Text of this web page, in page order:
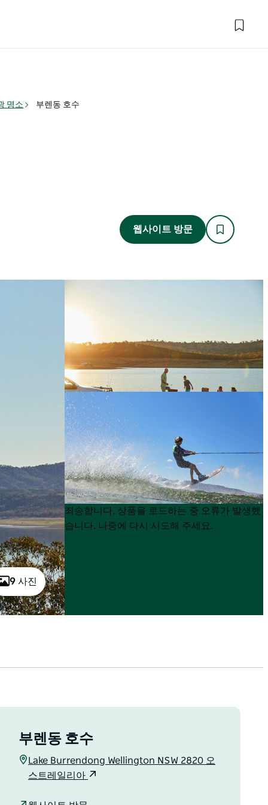
명소 부렌동 호수
웹사이트 방문
9 사진
Product
List
Product
List
죄송합니다. 상품을 로드하는 중 오류가 발생했
습니다. 나중에 다시 시도해 주세요.
부렌동 호수
Lake Burrendong Wellington NSW 2820 오
스트레일리아